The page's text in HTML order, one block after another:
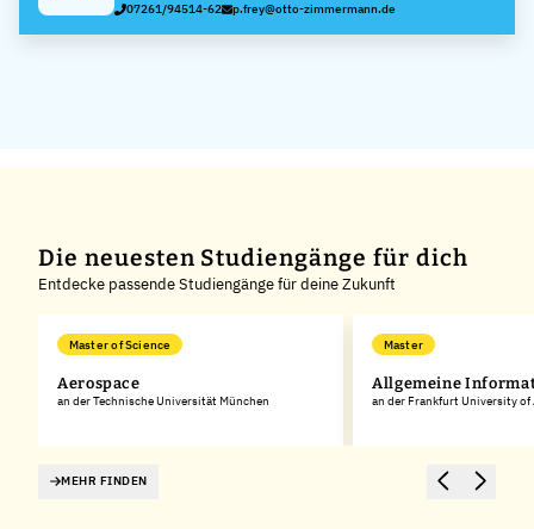
mbH07261/94514-62 p.frey@otto-zimmermann.de
Die neuesten Studiengänge für dich
Entdecke passende Studiengänge für deine Zukunft
Master of Science
Aerospace
an der Technische Universität München
Master
Allgemeine
an der Frankfurt University of
MEHR FINDEN